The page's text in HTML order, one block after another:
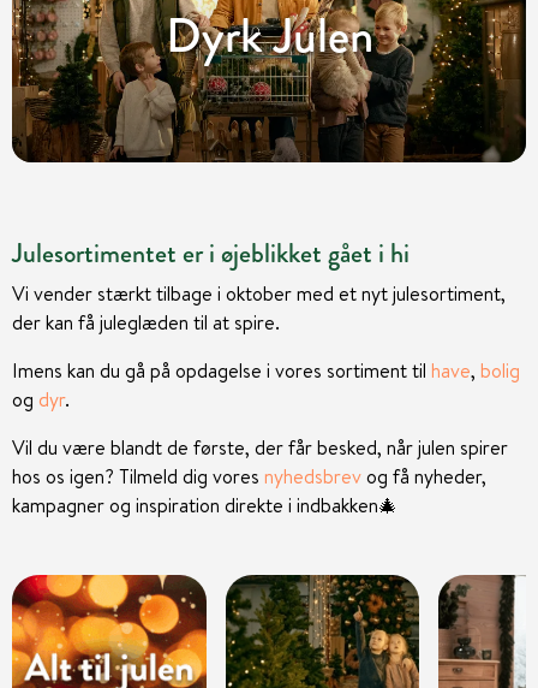
Dyrk Julen
Julesortimentet er i øjeblikket gået i hi
Vi vender stærkt tilbage i oktober med et nyt julesortiment,
der kan få juleglæden til at spire.
Imens kan du gå på opdagelse i vores sortiment til have, bolig
og dyr.
Vil du være blandt de første, der får besked, når julen spirer
hos os igen? Tilmeld dig vores nyhedsbrevog få nyheder,
kampagner og inspiration direkte i indbakken🎄